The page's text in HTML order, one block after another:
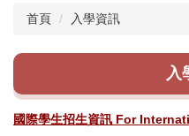
首頁 入學資訊
入
國際學生招生資訊 For